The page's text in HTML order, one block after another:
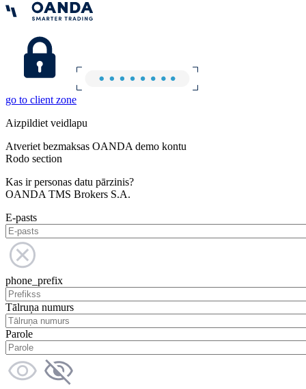
go to client zone
Aizpildiet veidlapu
Atveriet bezmaksas OANDA demo kontu
Rodo section
Kas ir personas datu pārzinis?
OANDA TMS Brokers S.A.
E-pasts
phone_prefix
Tālruņa numurs
Parole